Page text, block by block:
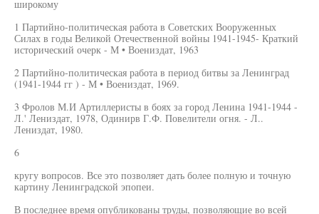
широкому
1 Партийно-политическая работа в Советских Вооруженных
Силах в годы Великой Отечественной войны 1941-1945- Краткий
исторический очерк - М • Воениздат, 1963
2 Партийно-политическая работа в период битвы за Ленинград
(1941-1944 гг ) - М • Воениздат, 1969.
3 Фролов М.И Артиллеристы в боях за город Ленина 1941-1944 -
Л.' Лениздат, 1978, Одинирв Г.Ф. Повелители огня. - Л..
Лениздат, 1980.
6
кругу вопросов. Все это позволяет дать более полную и точную
картину Ленинградской эпопеи.
В последнее время опубликованы труды, позволяющие во всей